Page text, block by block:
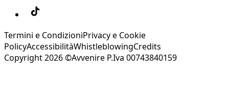
Termini e CondizioniPrivacy e Cookie
PolicyAccessibilitàWhistleblowingCredits
Copyright 2026 ©Avvenire P.Iva 00743840159